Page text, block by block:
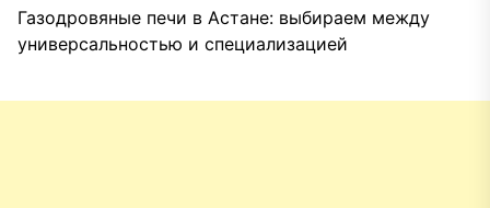
Газодровяные печи в Астане: выбираем между
универсальностью и специализацией